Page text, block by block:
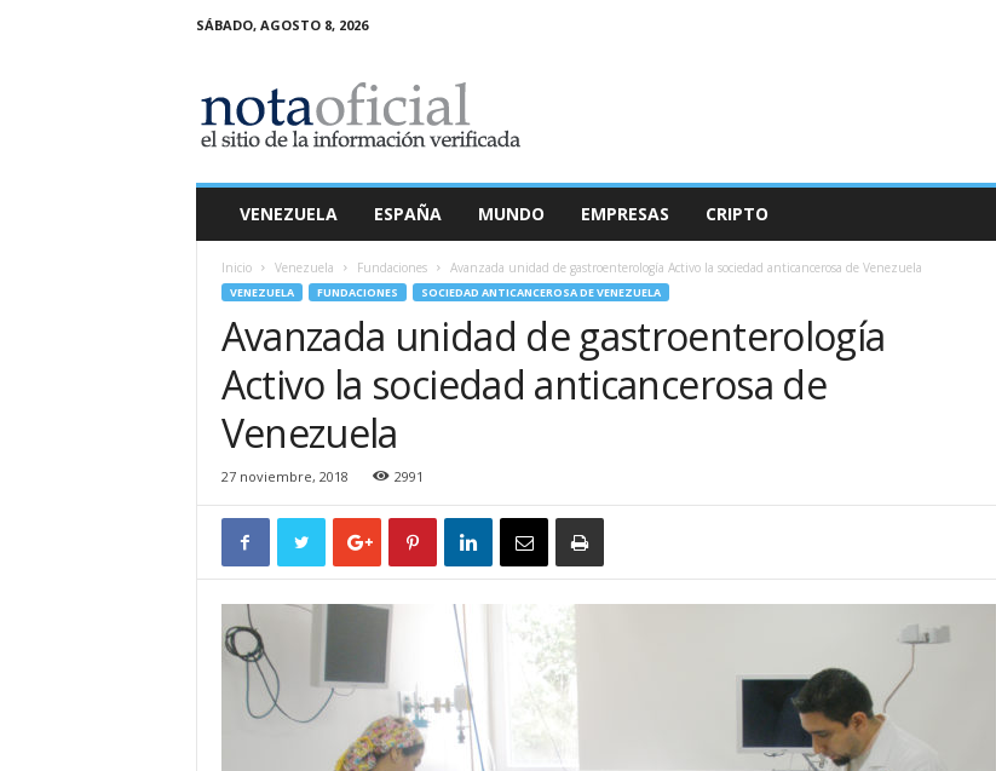
SÁBADO, AGOSTO 8, 2026
a
O
VENEZUELA ESPAÑA MUNDO EMPRESAS CRIPTO
Inicio Venezuela Fundaciones Avanzada unidad de gastroenterología Activo la sociedad anticancerosa de Venezuela
VENEZUELA FUNDACIONES SOCIEDAD ANTICANCEROSA DE VENEZUELA
Avanzada unidad de gastroenterología
Activo la sociedad anticancerosa de
Venezuela
27 noviembre, 2018 2991